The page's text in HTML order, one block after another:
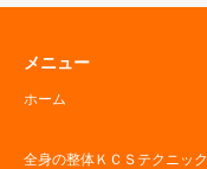
メニュー
ホーム
全身の整体ＫＣＳテクニック